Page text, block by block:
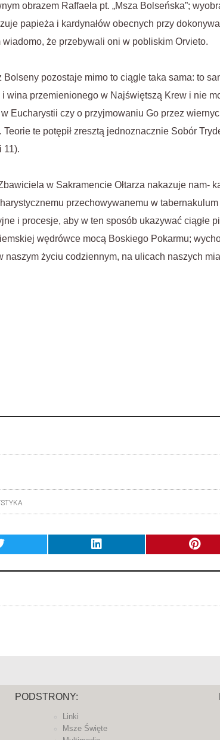
obrazem Raffaela pt. „Msza Bolseńska”;
papieża i kardynałów obecnych przy
że przebywali oni w pobliskim Orvieto.
pozostaje mimo to ciągle taka sama: to
wina przemienionego w Najświętszą Krew i nie
Eucharystii czy o przyjmowaniu Go przez
te potępił zresztą jednoznacznie Sobór
11).
w Sakramencie Ołtarza nakazuje nam-
przechowywanemu w tabernakulum
i procesje, aby w ten sposób ukazywać ciągłe
wędrówce mocą Boskiego Pokarmu;
naszym życiu codziennym, na ulicach naszych
PODSTRONY:
Linki
Msze Święte